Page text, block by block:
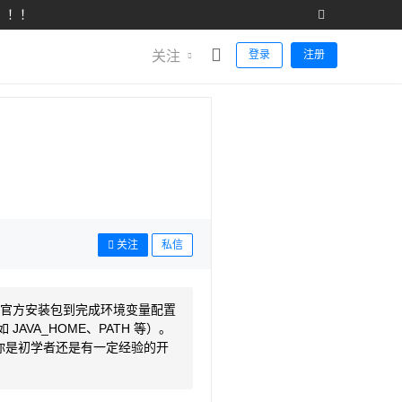
！
登录 注册
关注
关注 私信
方安装包到完成环境变量配置
、PATH 等）。
初学者还是有一定经验的开